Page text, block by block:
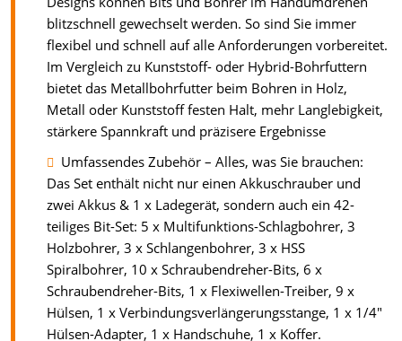
blitzschnell gewechselt werden. So sind Sie immer
flexibel und schnell auf alle Anforderungen vorbereitet.
Im Vergleich zu Kunststoff- oder Hybrid-Bohrfuttern
bietet das Metallbohrfutter beim Bohren in Holz,
Metall oder Kunststoff festen Halt, mehr Langlebigkeit,
stärkere Spannkraft und präzisere Ergebnisse
Umfassendes Zubehör – Alles, was Sie brauchen:
Das Set enthält nicht nur einen Akkuschrauber und
zwei Akkus & 1 x Ladegerät, sondern auch ein 42-
teiliges Bit-Set: 5 x Multifunktions-Schlagbohrer, 3
Holzbohrer, 3 x Schlangenbohrer, 3 x HSS
Spiralbohrer, 10 x Schraubendreher-Bits, 6 x
Schraubendreher-Bits, 1 x Flexiwellen-Treiber, 9 x
Hülsen, 1 x Verbindungsverlängerungsstange, 1 x 1/4"
Hülsen-Adapter, 1 x Handschuhe, 1 x Koffer.